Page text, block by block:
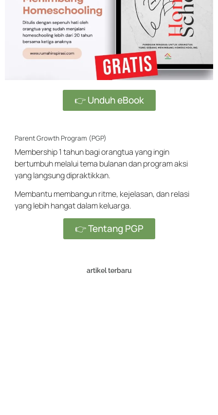
👉 Unduh eBook
Parent Growth Program (PGP)
Membership 1 tahun bagi orangtua yang ingin
bertumbuh melalui tema bulanan dan program aksi
yang langsung dipraktikkan.
Membantu membangun ritme, kejelasan, dan relasi
yang lebih hangat dalam keluarga.
👉 Tentang PGP
artikel terbaru